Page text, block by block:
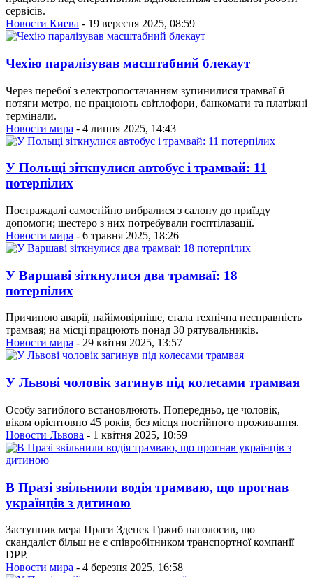
сервісів.
Новости Киева - 19 вересня 2025, 08:59
Чехію паралізував масштабний блекаут
Через перебої з електропостачанням зупинилися трамваї й
потяги метро, не працюють світлофори, банкомати та платіжні
термінали.
Новости мира - 4 липня 2025, 14:43
У Польщі зіткнулися автобус і трамвай: 11
потерпілих
Постраждалі самостійно вибралися з салону до приїзду
допомоги; шестеро з них потребували госптілазації.
Новости мира - 6 травня 2025, 18:26
У Варшаві зіткнулися два трамваї: 18
потерпілих
Причиною аварії, найімовірніше, стала технічна несправність
трамвая; на місці працюють понад 30 рятувальників.
Новости мира - 29 квітня 2025, 13:57
У Львові чоловік загинув під колесами трамвая
Особу загиблого встановлюють. Попередньо, це чоловік,
віком орієнтовно 45 років, без місця постійного проживання.
Новости Львова - 1 квітня 2025, 10:59
В Празі звільнили водія трамваю, що прогнав
українців з дитиною
Заступник мера Праги Зденек Гржиб наголосив, що
скандаліст більш не є співробітником транспортної компанії
DPP.
Новости мира - 4 березня 2025, 16:58